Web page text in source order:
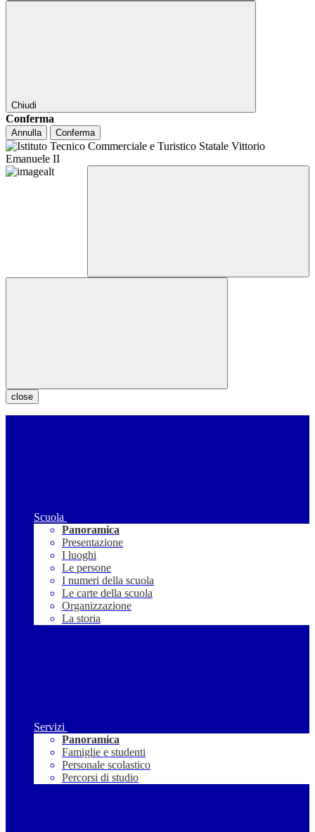
Chiudi
Conferma
Annulla Conferma
close
Scuola
Panoramica
Presentazione
I luoghi
Le persone
I numeri della scuola
Le carte della scuola
Organizzazione
La storia
Servizi
Panoramica
Famiglie e studenti
Personale scolastico
Percorsi di studio